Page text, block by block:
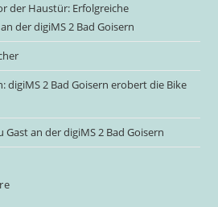
der Haustür: Erfolgreiche
der digiMS 2 Bad Goisern
digiMS 2 Bad Goisern erobert die Bike
an der digiMS 2 Bad Goisern